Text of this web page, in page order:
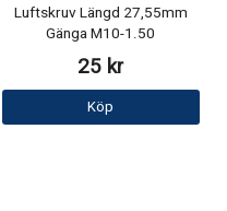
Luftskruv Längd 27,55mm
Gänga M10-1.50
25 kr
Köp